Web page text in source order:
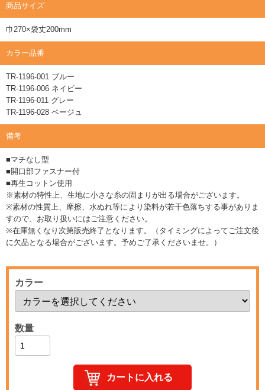
商品サイズ
巾270×袋丈200mm
カラー品番
TR-1196-001 ブルー
TR-1196-006 ネイビー
TR-1196-011 グレー
TR-1196-028 ベージュ
備考
■マチなし型
■開口部ファスナー付
■再生コットン使用
※素材の特性上、生地に小さな糸の固まりが出る場合がございます。
※素材の性質上、摩擦、水ぬれ等により染料が若干色落ちする事がありま
すので、お取り扱いにはご注意ください。
※在庫無くなり次第販売終了となります。（タイミングによってご注文後
に欠品となる場合がございます。予めご了承くださいませ。）
カラー
数量